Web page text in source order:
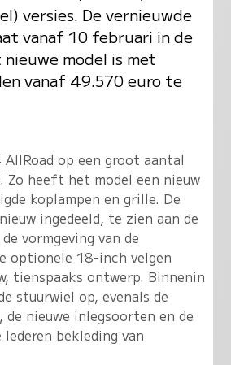
versies. De vernieuwde
vanaf 10 februari in de
model is met
vanaf 49.570 euro te
op een groot aantal
Zo heeft het model een nieuw
koplampen en grille. De
ingedeeld, te zien aan de
vormgeving van de
optionele 18-inch velgen
tienspaaks ontwerp. Binnenin
stuurwiel op, evenals de
nieuwe inlegsoorten en de
bekleding van